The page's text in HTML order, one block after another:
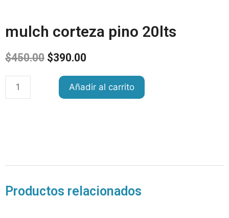
mulch corteza pino 20lts
$450.00 $390.00
Añadir al carrito
Productos relacionados